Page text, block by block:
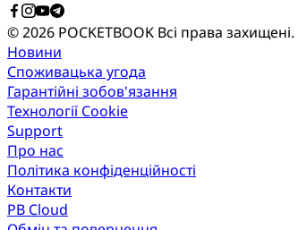
© 2026 POCKETBOOK Всі права захищені.
Новини
Споживацька угода
Гарантійні зобов'язання
Технології Cookie
Support
Про нас
Політика конфіденційності
Контакти
PB Cloud